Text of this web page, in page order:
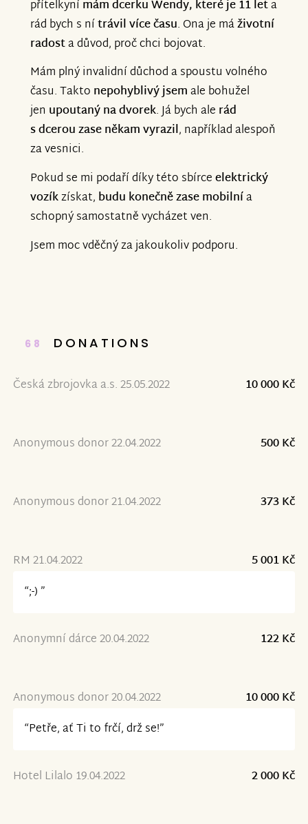
přítelkyní mám dcerku Wendy, které je 11 leta
rád bych s nítrávil více času. Ona je máživotní
radosta důvod, proč chci bojovat.
Mám plný invalidní důchod a spoustu volného
času. Takto nepohyblivý jsemale bohužel
jen upoutaný na dvorek. Já bych ale rád
s dcerou zase někam vyrazil, například alespoň
za vesnici.
Pokud se mi podaří díky této sbírceelektrický
vozíkzískat, budu konečně zase mobilnía
schopný samostatně vycházet ven.
Jsem moc vděčný za jakoukoliv podporu.
68 DONATIONS
Česká zbrojovka a.s. 25.05.2022 10 000 Kč
Anonymous donor 22.04.2022 500 Kč
Anonymous donor 21.04.2022 373 Kč
RM 21.04.2022
5 001 Kč
“;-) ”
Anonymní dárce 20.04.2022 122 Kč
Anonymous donor 20.04.2022
10 000 Kč
“Petře, ať Ti to frčí, drž se!”
Hotel Lilalo 19.04.2022 2 000 Kč